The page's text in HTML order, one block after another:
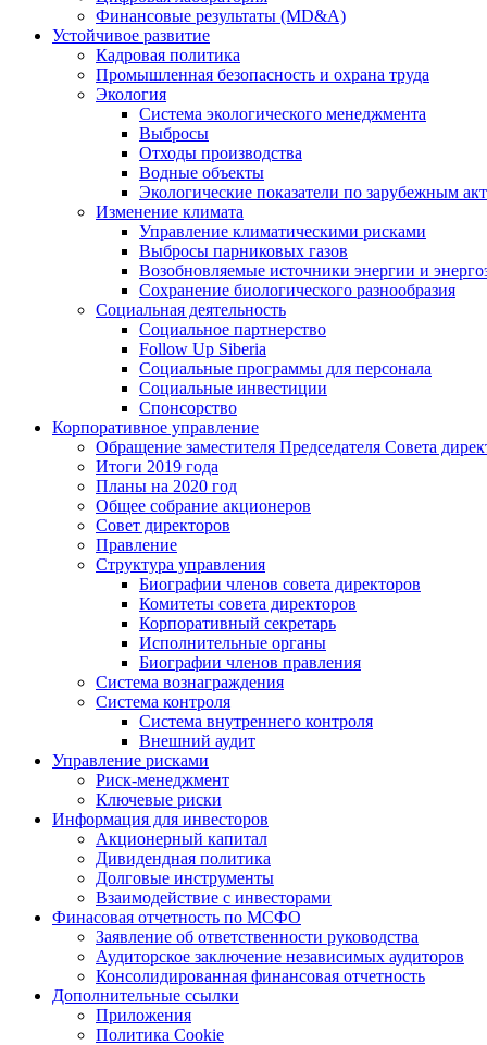
Финансовые результаты (MD&A)
Устойчивое развитие
Кадровая политика
Промышленная безопасность и охрана труда
Экология
Система экологического менеджмента
Выбросы
Отходы производства
Водные объекты
Экологические показатели по зарубежным
Изменение климата
Управление климатическими рисками
Выбросы парниковых газов
Возобновляемые источники энергии и
Сохранение биологического разнообразия
Социальная деятельность
Социальное партнерство
Follow Up Siberia
Социальные программы для персонала
Социальные инвестиции
Спонсорство
Корпоративное управление
Обращение заместителя Председателя Совета
Итоги 2019 года
Планы на 2020 год
Общее собрание акционеров
Совет директоров
Правление
Структура управления
Биографии членов совета директоров
Комитеты совета директоров
Корпоративный секретарь
Исполнительные органы
Биографии членов правления
Система вознаграждения
Система контроля
Система внутреннего контроля
Внешний аудит
Управление рисками
Риск-менеджмент
Ключевые риски
Информация для инвесторов
Акционерный капитал
Дивидендная политика
Долговые инструменты
Взаимодействие с инвеcторами
Финасовая отчетность по МСФО
Заявление об ответственности руководства
Аудиторское заключение независимых аудиторов
Консолидированная финансовая отчетность
Дополнительные ссылки
Приложения
Политика Cookie